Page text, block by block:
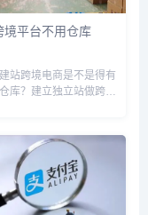
境平台不用仓库
站跨境电商是不是得有
库？建立独立站做跨境
，提高订单处理效率，
流成本，提高客户满意
，拥有自己的仓库还可